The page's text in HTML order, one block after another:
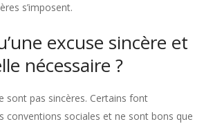
s’imposent.
excuse sincère et
nécessaire ?
sont pas sincères. Certains font
conventions sociales et ne sont bons que